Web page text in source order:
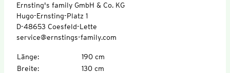
Ernsting's family GmbH & Co. KG
Hugo-Ernsting-Platz 1
D-48653 Coesfeld-Lette
service@ernstings-family.com
Länge:
190 cm
Breite: 130 cm